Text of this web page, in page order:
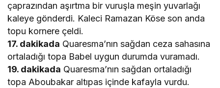
çaprazından aşırtma bir vuruşla meşin yuvarlağı
kaleye gönderdi. Kaleci Ramazan Köse son anda
topu kornere çeldi.
17. dakikada Quaresma’nın sağdan ceza sahasına
ortaladığı topa Babel uygun durumda vuramadı.
19. dakikada Quaresma’nın sağdan ortaladığı
topa Aboubakar altıpas içinde kafayla vurdu.